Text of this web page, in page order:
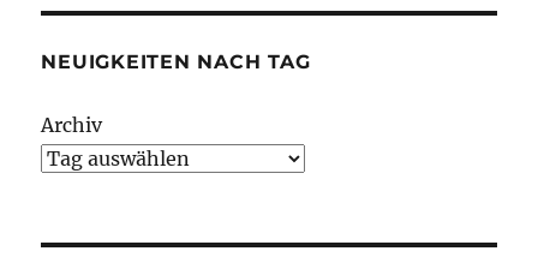
NEUIGKEITEN NACH TAG
Archiv